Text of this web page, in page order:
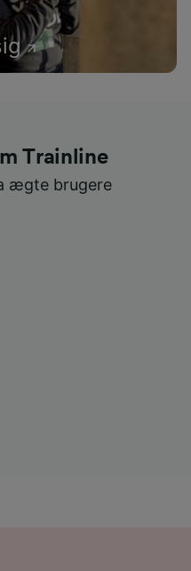
Trainline
ægte brugere